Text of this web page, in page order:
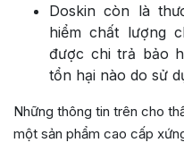
Doskin còn là
hiểm chất lượng
được chi trả bảo
tổn hại nào do sử
Những thông tin trên cho
một sản phẩm cao cấp